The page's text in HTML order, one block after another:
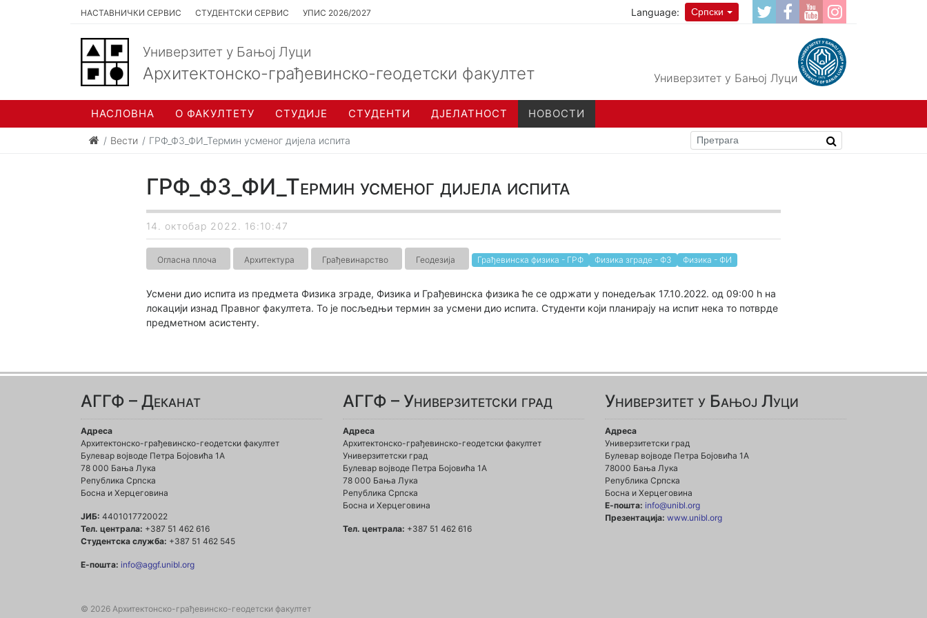
НАСТАВНИЧКИ СЕРВИС СТУДЕНТСКИ СЕРВИС УПИС 2026/2027 Language: Српски
Универзитет у Бањој Луци
Архитектонско-грађевинско-геодетски факултет Универзитет у Бањој Луци
НАСЛОВНА О ФАКУЛТЕТУ СТУДИЈЕ СТУДЕНТИ ДЈЕЛАТНОСТ НОВОСТИ
Вести ГРФ_ФЗ_ФИ_Термин усменог дијела испита
ГРФ_ФЗ_ФИ_Термин усменог дијела испита
14. октобар 2022. 16:10:47
Огласна плоча Архитектура Грађевинарство Геодезија Грађевинска физика - ГРФ Физика зграде - ФЗ Физика - ФИ
Усмени дио испита из предмета Физика зграде, Физика и Грађевинска физика ће се одржати у понедељак 17.10.2022. од 09:00 h на
локацији изнад Правног факултета. То је посљедњи термин за усмени дио испита. Студенти који планирају на испит нека то потврде
предметном асистенту.
АГГФ – Деканат
Адреса
Архитектонско-грађевинско-геодетски факултет
Булевар војводе Петра Бојовића 1A
78 000 Бања Лука
Република Српска
Босна и Херцеговина
ЈИБ: 4401017720022
Тел. централа: +387 51 462 616
Студентска служба: +387 51 462 545
Е-пошта: info@aggf.unibl.org
АГГФ – Универзитетски град
Адреса
Архитектонско-грађевинско-геодетски факултет
Универзитетски град
Булевар војводе Петра Бојовића 1A
78 000 Бања Лука
Република Српска
Босна и Херцеговина
Тел. централа: +387 51 462 616
Универзитет у Бањој Луци
Адреса
Универзитетски град
Булевар војводе Петра Бојовића 1А
78000 Бања Лука
Република Српска
Босна и Херцеговина
Е-пошта: info@unibl.org
Презентација: www.unibl.org
© 2026 Архитектонско-грађевинско-геодетски факултет